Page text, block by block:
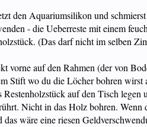
den Aquariumsilikon und
- die Ueberreste mit einem
(Das darf nicht im selben
vorne auf den Rahmen (der von
Stift wo du die Löcher bohren
auf den Tisch
Nicht in das Holz bohren.
wäre eine riesen